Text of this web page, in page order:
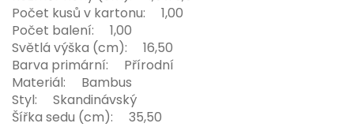
Počet kusů v kartonu: 1,00
Počet balení: 1,00
Světlá výška (cm): 16,50
Barva primární: Přírodní
Materiál: Bambus
Styl: Skandinávský
Šířka sedu (cm): 35,50